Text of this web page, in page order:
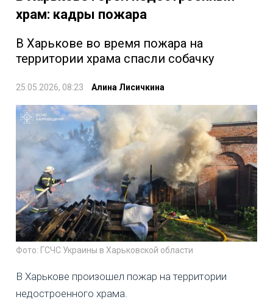
храм: кадры пожара
В Харькове во время пожара на
территории храма спасли собачку
25.05.2026, 08:23 Алина Лисичкина
Фото: ГСЧС Украины в Харьковской области
В Харькове произошел пожар на территории
недостроенного храма.